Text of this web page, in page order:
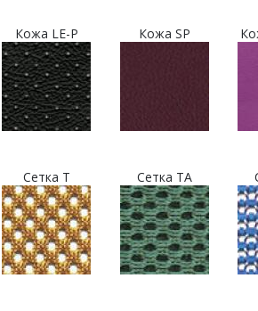
Кожа LE-P Кожа SP
Сетка T Сетка TA